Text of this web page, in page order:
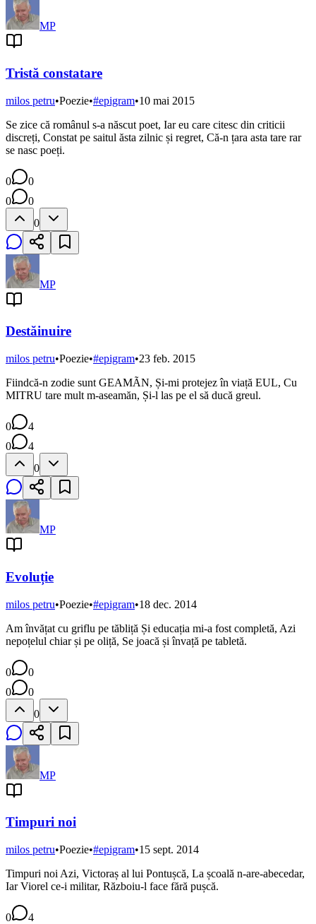
MP
Tristă constatare
milos petru•Poezie•#epigram•10 mai 2015
Se zice că românul s-a născut poet, Iar eu care citesc din criticii
discreți, Constat pe saitul ăsta zilnic și regret, Că-n țara asta tare rar
se nasc poeți.
0
0
0
0
0
MP
Destăinuire
milos petru•Poezie•#epigram•23 feb. 2015
Fiindcă-n zodie sunt GEAMÃN, Și-mi protejez în viață EUL, Cu
MITRU tare mult m-aseamăn, Și-l las pe el să ducă greul.
0
4
0
4
0
MP
Evoluție
milos petru•Poezie•#epigram•18 dec. 2014
Am învățat cu griflu pe tăbliță Și educația mi-a fost completă, Azi
nepoțelul chiar și pe oliță, Se joacă și învață pe tabletă.
0
0
0
0
0
MP
Timpuri noi
milos petru•Poezie•#epigram•15 sept. 2014
Timpuri noi Azi, Victoraș al lui Pontușcă, La școală n-are-abecedar,
Iar Viorel ce-i militar, Războiu-l face fără pușcă.
0
4